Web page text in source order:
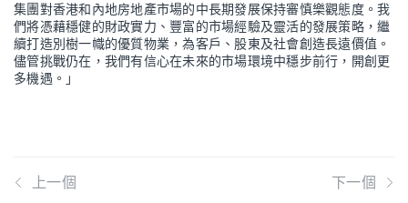
集團對香港和內地房地產市場的中長期發展保持審慎樂觀態度。我
們將憑藉穩健的財政實力、豐富的市場經驗及靈活的發展策略，繼
續打造別樹一幟的優質物業，為客戶、股東及社會創造長遠價值。
儘管挑戰仍在，我們有信心在未來的市場環境中穩步前行，開創更
多機遇。」
上一個 下一個